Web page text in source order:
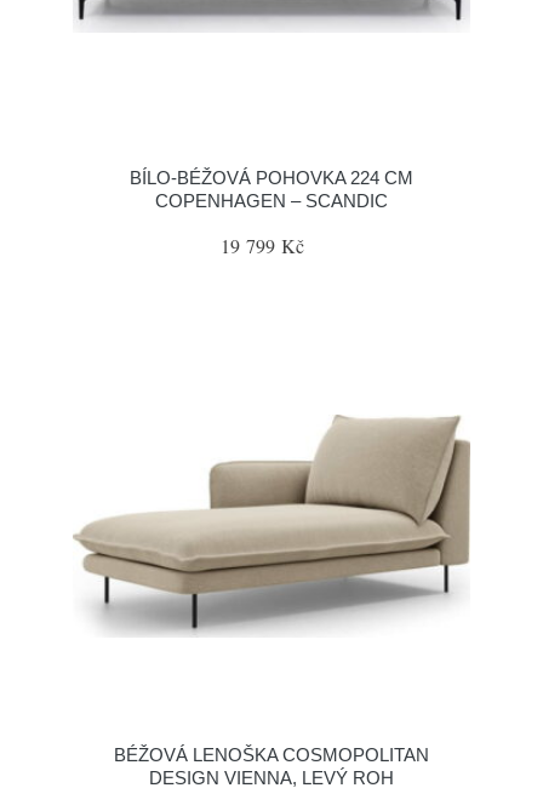
BÍLO-BÉŽOVÁ POHOVKA 224 CM
COPENHAGEN – SCANDIC
19 799 Kč
BÉŽOVÁ LENOŠKA COSMOPOLITAN
DESIGN VIENNA, LEVÝ ROH